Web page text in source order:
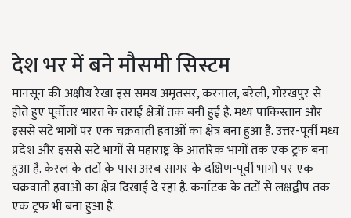
देश भर में बने मौसमी सिस्टम
मानसून की अक्षीय रेखा इस समय अमृतसर, करनाल, बरेली, गोरखपुर से
होते हुए पूर्वोत्तर भारत के तराई क्षेत्रों तक बनी हुई है. मध्य पाकिस्तान और
इससे सटे भागों पर एक चक्रवाती हवाओं का क्षेत्र बना हुआ है. उत्तर-पूर्वी मध्य
प्रदेश और इससे सटे भागों से महाराष्ट्र के आंतरिक भागों तक एक ट्रफ बना
हुआ है. केरल के तटों के पास अरब सागर के दक्षिण-पूर्वी भागों पर एक
चक्रवाती हवाओं का क्षेत्र दिखाई दे रहा है. कर्नाटक के तटों से लक्षद्वीप तक
एक ट्रफ भी बना हुआ है.